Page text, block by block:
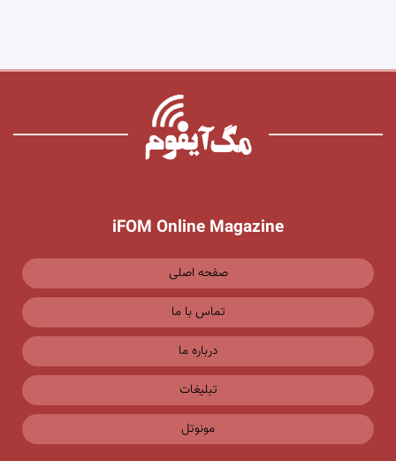
iFOM Online Magazine
صفحه اصلی
تماس با ما
درباره ما
تبلیغات
مونوتل